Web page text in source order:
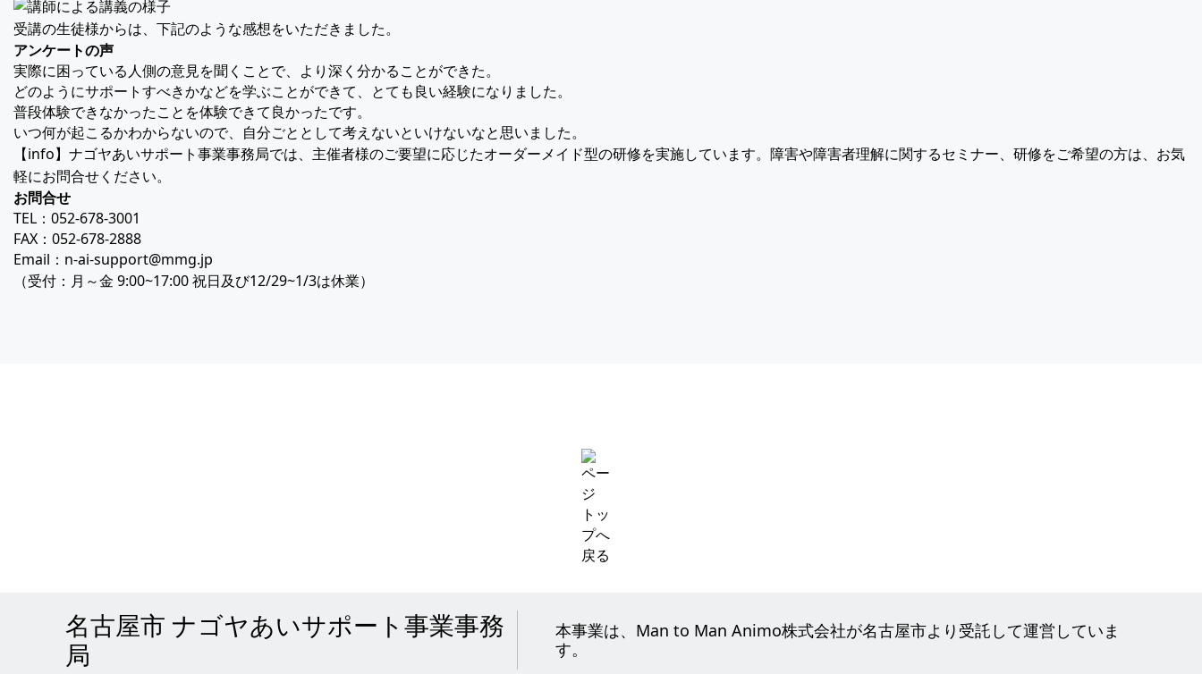
受講の生徒様からは、下記のような感想をいただきました。
アンケートの声
実際に困っている人側の意見を聞くことで、より深く分かることができた。
どのようにサポートすべきかなどを学ぶことができて、とても良い経験になりました。
普段体験できなかったことを体験できて良かったです。
いつ何が起こるかわからないので、自分ごととして考えないといけないなと思いました。
【info】ナゴヤあいサポート事業事務局では、主催者様のご要望に応じたオーダーメイド型の研修を実施しています。障害や障害者理解に関するセミナー、研修をご希望の方は、お気
軽にお問合せください。
お問合せ
TEL：052-678-3001
FAX：052-678-2888
Email：n-ai-support@mmg.jp
（受付：月～金 9:00~17:00 祝日及び12/29~1/3は休業）
名古屋市 ナゴヤあいサポート事業事務
局
本事業は、 Man to Man Animo株式会社が名古屋市より受託して運営していま
す。